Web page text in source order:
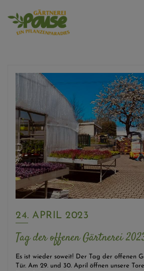
to
content
24. APRIL 2023
Tag der offenen Gärtnerei
Es ist wieder soweit! Der Tag der offenen
Tür. Am 29. und 30. April öffnen unsere